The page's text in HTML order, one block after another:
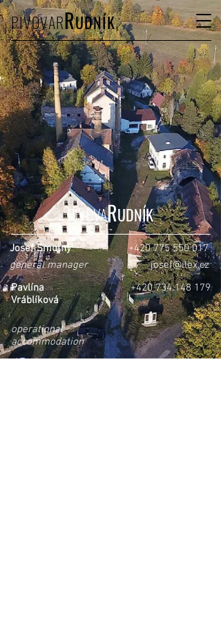
PIVOVARRUDNÍK
PIVOVARUDNÍK
Josef Smutný
general manager
+420 775 550 017
josef@ilex.cz
Pavlína
Vráblíková
+420 734 148 179
operational
accommodation